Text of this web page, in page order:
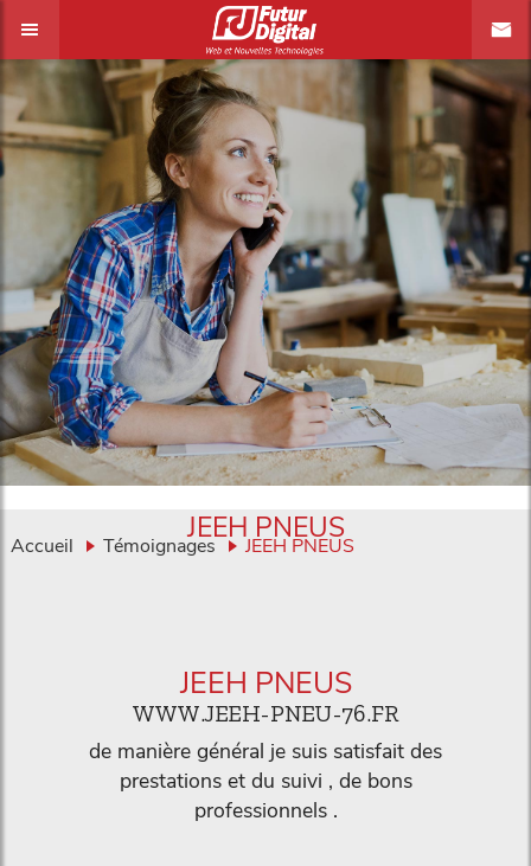
Accueil Témoignages JEEH PNEUS
JEEH PNEUS
JEEH PNEUS
WWW.JEEH-PNEU-76.FR
de manière général je suis satisfait des
prestations et du suivi , de bons
professionnels .